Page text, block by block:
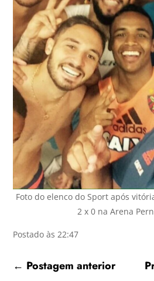
Foto do elenco do Sport após
2 x 0 na Arena
Postado às 22:47
← Postagem anterior